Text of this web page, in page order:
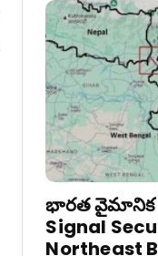
భారత వైమానిక
Signal
Northeast